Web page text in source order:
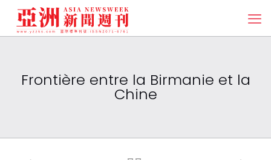
Frontière entre la Birmanie et la
Chine